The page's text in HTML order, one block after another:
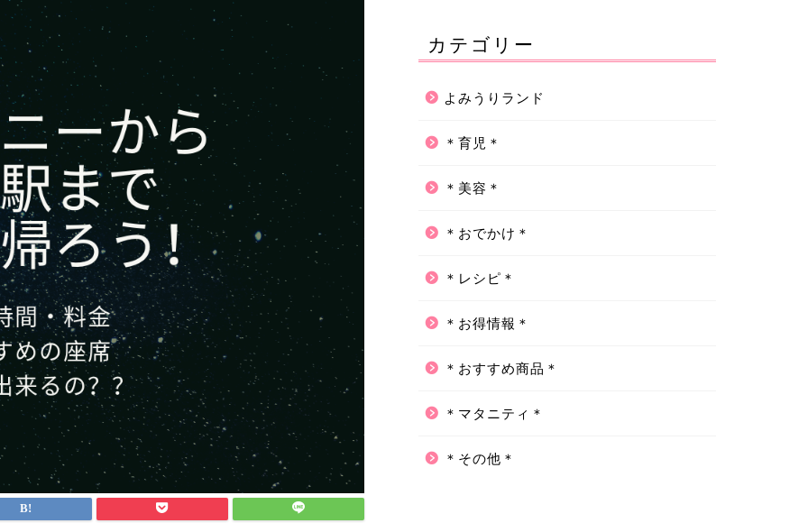
カテゴリー
よみうりランド
＊育児＊
＊美容＊
＊おでかけ＊
＊レシピ＊
＊お得情報＊
＊おすすめ商品＊
＊マタニティ＊
＊その他＊